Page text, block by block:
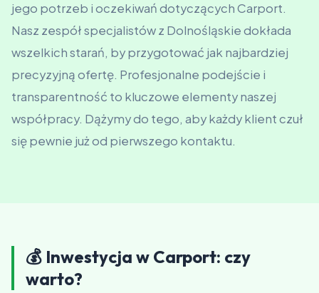
jego potrzeb i oczekiwań dotyczących Carport.
Nasz zespół specjalistów z Dolnośląskie dokłada
wszelkich starań, by przygotować jak najbardziej
precyzyjną ofertę. Profesjonalne podejście i
transparentność to kluczowe elementy naszej
współpracy. Dążymy do tego, aby każdy klient czuł
się pewnie już od pierwszego kontaktu.
💰 Inwestycja w Carport: czy
warto?